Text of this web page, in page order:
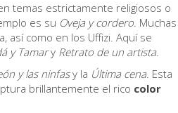
temas estrictamente religiosos o
es su Oveja y cordero. Muchas
así como en los Uffizi. Aquí se
yTamary Retrato de un artista.
y las ninfasy la Última cena. Esta
brillantemente el rico color